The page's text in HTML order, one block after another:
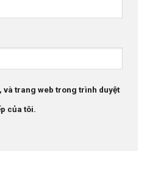
và trang web trong trình duyệt
của tôi.